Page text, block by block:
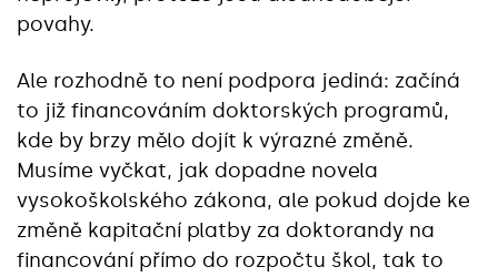
povahy.
Ale rozhodně to není podpora jediná: začíná
to již financováním doktorských programů,
kde by brzy mělo dojít k výrazné změně.
Musíme vyčkat, jak dopadne novela
vysokoškolského zákona, ale pokud dojde ke
změně kapitační platby za doktorandy na
financování přímo do rozpočtu škol, tak to